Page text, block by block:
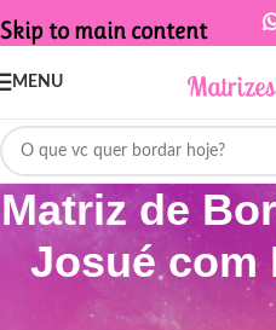
Skip to main content
MENU
Matriz de
Josué com
Início